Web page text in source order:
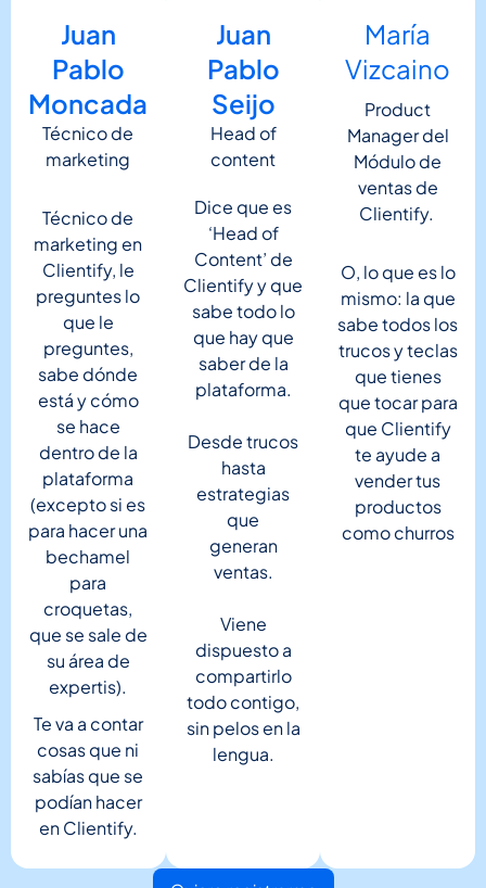
Juan
Pablo
Moncada
Técnico de
marketing
Técnico de
marketing en
Clientify, le
preguntes lo
que le
preguntes,
sabe dónde
está y cómo
se hace
dentro de la
plataforma
(excepto si es
para hacer una
bechamel
para
croquetas,
que se sale de
su área de
expertis).
Te va a contar
cosas que ni
sabías que se
podían hacer
en Clientify.
Juan
Pablo
Seijo
Head of
content
Dice que es
‘Head of
Content’ de
Clientify y que
sabe todo lo
que hay que
saber de la
plataforma.
Desde trucos
hasta
estrategias
que
generan
ventas.
Viene
dispuesto a
compartirlo
todo contigo,
sin pelos en la
lengua.
María
Vizcaino
Product
Manager del
Módulo de
ventas de
Clientify.
O, lo que es lo
mismo: la que
sabe todos los
trucos y teclas
que tienes
que tocar para
que Clientify
te ayude a
vender tus
productos
como churros